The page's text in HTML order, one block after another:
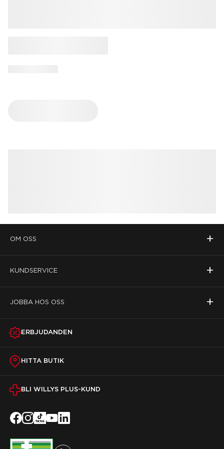
OM OSS +
KUNDSERVICE +
JOBBA HOS OSS +
ERBJUDANDEN
HITTA BUTIK
BLI WILLYS PLUS-KUND